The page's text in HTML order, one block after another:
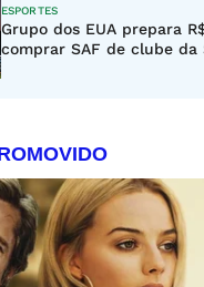
ESPORTES
Grupo dos EUA prepara
comprar SAF de clube da